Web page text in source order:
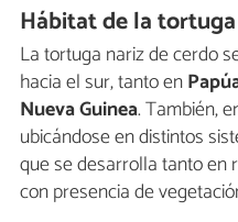
Hábitat de la
La tortuga nariz de cerdo
hacia el sur, tanto en
Nueva Guinea. También,
ubicándose en distintos
que se desarrolla tanto en
con presencia de